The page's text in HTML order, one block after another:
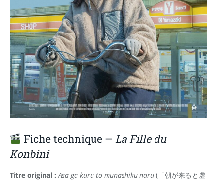
Fiche technique — La Fille du
Konbini
Titre original : Asa ga kuru to munashiku naru (「朝が来ると虚